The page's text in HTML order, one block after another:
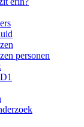
personen